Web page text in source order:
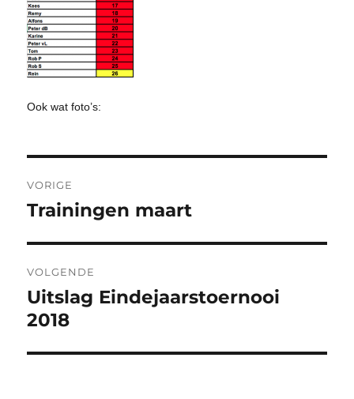
Ook wat foto’s:
navigatie
VORIGE
Vorig
Trainingen maart
VOLGENDE
Volgend
bericht:
Uitslag Eindejaarstoernooi
2018